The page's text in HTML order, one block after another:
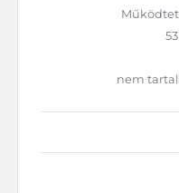
nem